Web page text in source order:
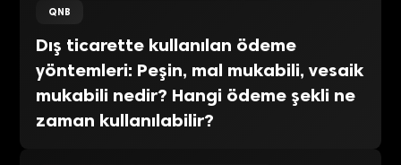
QNB
Dış ticarette kullanılan ödeme
yöntemleri: Peşin, mal mukabili, vesaik
mukabili nedir? Hangi ödeme şekli ne
zaman kullanılabilir?